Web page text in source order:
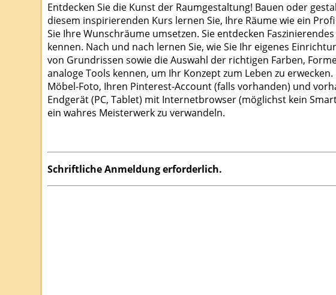
Entdecken Sie die Kunst der Raumgestaltung! Bauen oder
diesem inspirierenden Kurs lernen Sie, Ihre Räume wie ein
Sie Ihre Wunschräume umsetzen. Sie entdecken
kennen. Nach und nach lernen Sie, wie Sie Ihr eigenes
von Grundrissen sowie die Auswahl der richtigen Farben,
analoge Tools kennen, um Ihr Konzept zum Leben zu
Möbel-Foto, Ihren Pinterest-Account (falls vorhanden) und
Endgerät (PC, Tablet) mit Internetbrowser (möglichst kein
ein wahres Meisterwerk zu verwandeln.
Schriftliche Anmeldung erforderlich.